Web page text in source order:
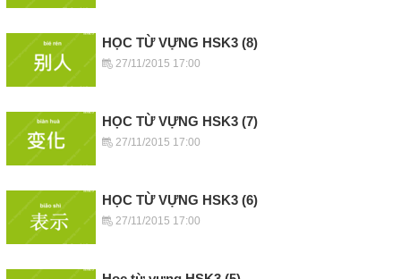
HỌC TỪ VỰNG HSK3 (8)
27/11/2015 17:00
HỌC TỪ VỰNG HSK3 (7)
27/11/2015 17:00
HỌC TỪ VỰNG HSK3 (6)
27/11/2015 17:00